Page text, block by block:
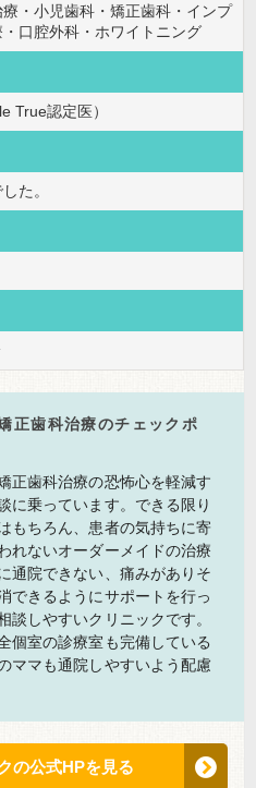
・小児歯科・矯正歯科・インプ
口腔外科・ホワイトニング
True認定医）
た。
正歯科治療のチェックポ
正歯科治療の恐怖心を軽減す
に乗っています。できる限り
もちろん、患者の気持ちに寄
れないオーダーメイドの治療
通院できない、痛みがありそ
できるようにサポートを行っ
談しやすいクリニックです。
個室の診療室も完備している
ママも通院しやすいよう配慮
の公式HPを見る